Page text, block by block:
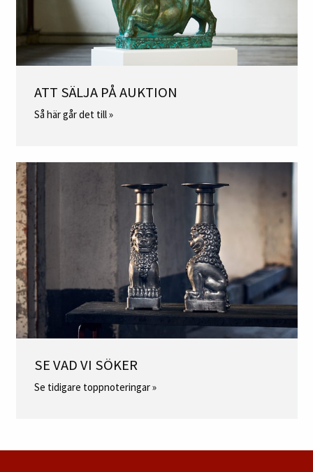
ATT SÄLJA PÅ AUKTION
Så här går det till »
SE VAD VI SÖKER
Se tidigare toppnoteringar »